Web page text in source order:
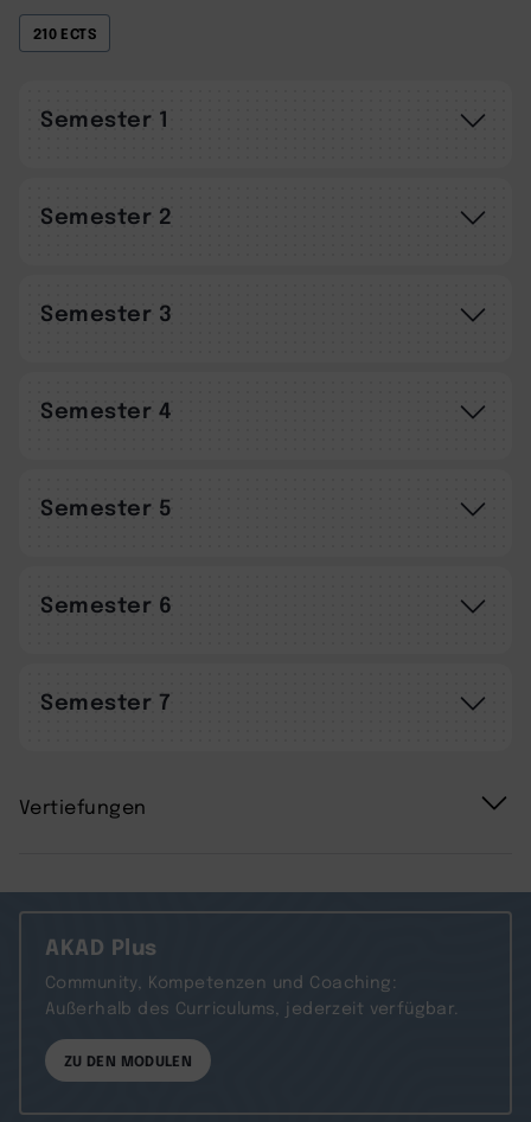
210 ECTS
Semester 1
Semester 2
Semester 3
Semester 4
Semester 5
Semester 6
Semester 7
Vertiefungen
AKAD Plus
Community, Kompetenzen und Coaching:
Außerhalb des Curriculums, jederzeit verfügbar.
ZU DEN MODULEN